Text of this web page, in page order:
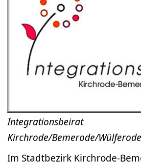
Integrationsbeirat
Kirchrode/Bemerode/Wülferode
Im Stadtbezirk Kirchrode-